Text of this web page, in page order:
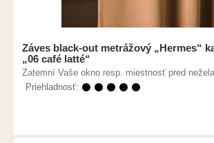
Záves black-out metrážový „Hermes“
„06 café latté“
Zatemní Vaše okno resp. miestnosť pred
Priehladnosť: ⚫ ⚫ ⚫ ⚫ ⚫